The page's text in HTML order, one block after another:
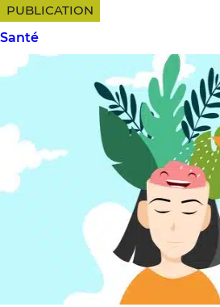
PUBLICATION
Santé